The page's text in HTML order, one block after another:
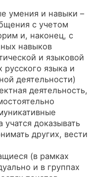
умения и навыки –
с учетом
и, наконец, с
навыков
и языковой
языка и
деятельности)
деятельность,
учатся доказывать
других, вести
(в рамках
и в группах